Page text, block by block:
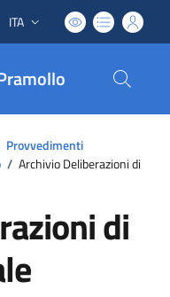
Lingua attiva:
ITA
Provvedimenti
/ Archivio Deliberazioni di
di